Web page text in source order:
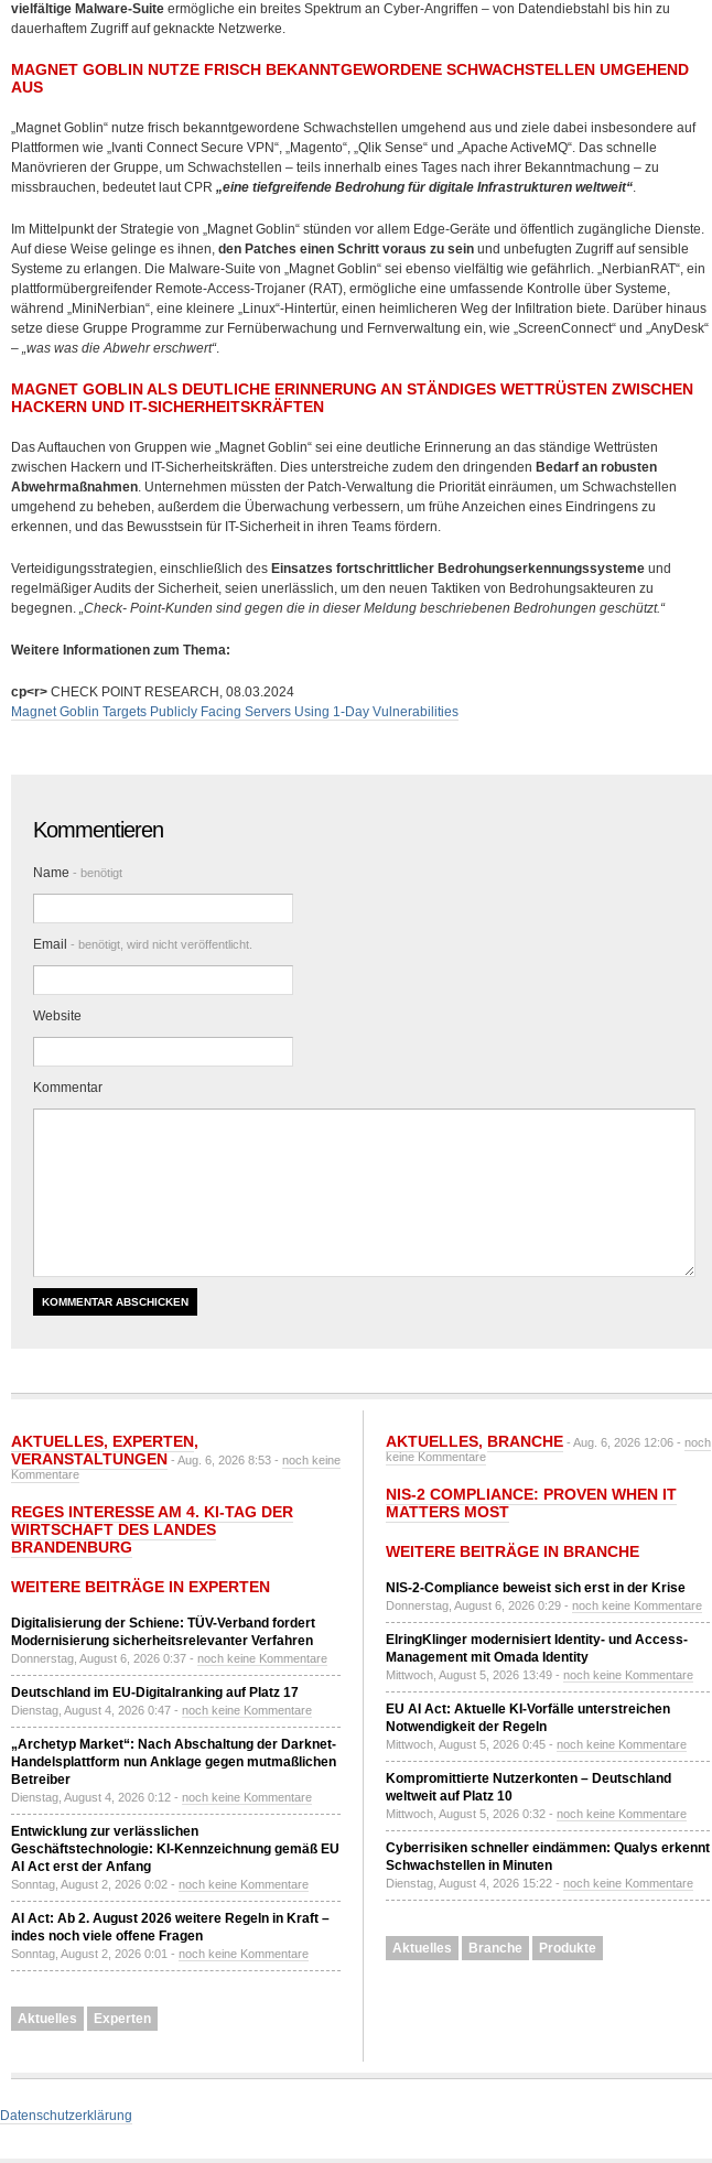
vielfältige Malware-Suite ermögliche ein breites Spektrum an Cyber-Angriffen – von Datendiebstahl bis hin zu
dauerhaftem Zugriff auf geknackte Netzwerke.
MAGNET GOBLIN NUTZE FRISCH BEKANNTGEWORDENE SCHWACHSTELLEN UMGEHEND
AUS
„Magnet Goblin“ nutze frisch bekanntgewordene Schwachstellen umgehend aus und ziele dabei insbesondere auf
Plattformen wie „Ivanti Connect Secure VPN“, „Magento“, „Qlik Sense“ und „Apache ActiveMQ“. Das schnelle
Manövrieren der Gruppe, um Schwachstellen – teils innerhalb eines Tages nach ihrer Bekanntmachung – zu
missbrauchen, bedeutet laut CPR „eine tiefgreifende Bedrohung für digitale Infrastrukturen weltweit“.
Im Mittelpunkt der Strategie von „Magnet Goblin“ stünden vor allem Edge-Geräte und öffentlich zugängliche Dienste.
Auf diese Weise gelinge es ihnen, den Patches einen Schritt voraus zu sein und unbefugten Zugriff auf sensible
Systeme zu erlangen. Die Malware-Suite von „Magnet Goblin“ sei ebenso vielfältig wie gefährlich. „NerbianRAT“, ein
plattformübergreifender Remote-Access-Trojaner (RAT), ermögliche eine umfassende Kontrolle über Systeme,
während „MiniNerbian“, eine kleinere „Linux“-Hintertür, einen heimlicheren Weg der Infiltration biete. Darüber hinaus
setze diese Gruppe Programme zur Fernüberwachung und Fernverwaltung ein, wie „ScreenConnect“ und „AnyDesk“
– „was was die Abwehr erschwert“.
MAGNET GOBLIN ALS DEUTLICHE ERINNERUNG AN STÄNDIGES WETTRÜSTEN ZWISCHEN
HACKERN UND IT-SICHERHEITSKRÄFTEN
Das Auftauchen von Gruppen wie „Magnet Goblin“ sei eine deutliche Erinnerung an das ständige Wettrüsten
zwischen Hackern und IT-Sicherheitskräften. Dies unterstreiche zudem den dringenden Bedarf an robusten
Abwehrmaßnahmen. Unternehmen müssten der Patch-Verwaltung die Priorität einräumen, um Schwachstellen
umgehend zu beheben, außerdem die Überwachung verbessern, um frühe Anzeichen eines Eindringens zu
erkennen, und das Bewusstsein für IT-Sicherheit in ihren Teams fördern.
Verteidigungsstrategien, einschließlich des Einsatzes fortschrittlicher Bedrohungserkennungssysteme und
regelmäßiger Audits der Sicherheit, seien unerlässlich, um den neuen Taktiken von Bedrohungsakteuren zu
begegnen. „Check- Point-Kunden sind gegen die in dieser Meldung beschriebenen Bedrohungen geschützt.“
Weitere Informationen zum Thema:
cp<r> CHECK POINT RESEARCH, 08.03.2024
Magnet Goblin Targets Publicly Facing Servers Using 1-Day Vulnerabilities
Kommentieren
Name - benötigt
Email - benötigt, wird nicht veröffentlicht.
Website
Kommentar
AKTUELLES, EXPERTEN,
VERANSTALTUNGEN - Aug. 6, 2026 8:53 - noch keine
Kommentare
REGES INTERESSE AM 4. KI-TAG DER
WIRTSCHAFT DES LANDES
BRANDENBURG
WEITERE BEITRÄGE IN EXPERTEN
Digitalisierung der Schiene: TÜV-Verband fordert
Modernisierung sicherheitsrelevanter Verfahren
Donnerstag, August 6, 2026 0:37 - noch keine Kommentare
Deutschland im EU-Digitalranking auf Platz 17
Dienstag, August 4, 2026 0:47 - noch keine Kommentare
„Archetyp Market“: Nach Abschaltung der Darknet-
Handelsplattform nun Anklage gegen mutmaßlichen
Betreiber
Dienstag, August 4, 2026 0:12 - noch keine Kommentare
Entwicklung zur verlässlichen
Geschäftstechnologie: KI-Kennzeichnung gemäß EU
AI Act erst der Anfang
Sonntag, August 2, 2026 0:02 - noch keine Kommentare
AI Act: Ab 2. August 2026 weitere Regeln in Kraft –
indes noch viele offene Fragen
Sonntag, August 2, 2026 0:01 - noch keine Kommentare
Aktuelles Experten
AKTUELLES, BRANCHE - Aug. 6, 2026 12:06 - noch
keine Kommentare
NIS-2 COMPLIANCE: PROVEN WHEN IT
MATTERS MOST
WEITERE BEITRÄGE IN BRANCHE
NIS-2-Compliance beweist sich erst in der Krise
Donnerstag, August 6, 2026 0:29 - noch keine Kommentare
ElringKlinger modernisiert Identity- und Access-
Management mit Omada Identity
Mittwoch, August 5, 2026 13:49 - noch keine Kommentare
EU AI Act: Aktuelle KI-Vorfälle unterstreichen
Notwendigkeit der Regeln
Mittwoch, August 5, 2026 0:45 - noch keine Kommentare
Kompromittierte Nutzerkonten – Deutschland
weltweit auf Platz 10
Mittwoch, August 5, 2026 0:32 - noch keine Kommentare
Cyberrisiken schneller eindämmen: Qualys erkennt
Schwachstellen in Minuten
Dienstag, August 4, 2026 15:22 - noch keine Kommentare
Aktuelles Branche Produkte
Datenschutzerklärung